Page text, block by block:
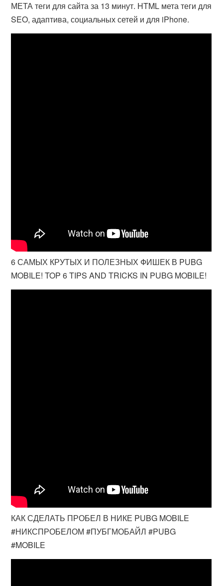
МЕТА теги для сайта за 13 минут. HTML мета теги для
SEO, адаптива, социальных сетей и для iPhone.
6 САМЫХ КРУТЫХ И ПОЛЕЗНЫХ ФИШЕК В PUBG
MOBILE! TOP 6 TIPS AND TRICKS IN PUBG MOBILE!
КАК СДЕЛАТЬ ПРОБЕЛ В НИКЕ PUBG MOBILE
#НИКСПРОБЕЛОМ #ПУБГМОБАЙЛ #PUBG
#MOBILE